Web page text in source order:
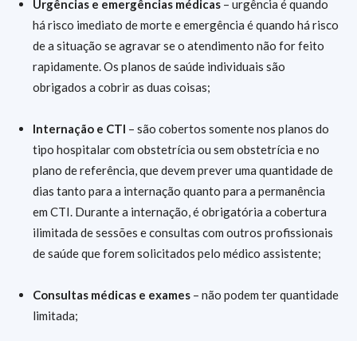
Urgências e emergências médicas – urgência é quando
há risco imediato de morte e emergência é quando há risco
de a situação se agravar se o atendimento não for feito
rapidamente. Os planos de saúde individuais são
obrigados a cobrir as duas coisas;
Internação e CTI – são cobertos somente nos planos do
tipo hospitalar com obstetrícia ou sem obstetrícia e no
plano de referência, que devem prever uma quantidade de
dias tanto para a internação quanto para a permanência
em CTI. Durante a internação, é obrigatória a cobertura
ilimitada de sessões e consultas com outros profissionais
de saúde que forem solicitados pelo médico assistente;
Consultas médicas e exames – não podem ter quantidade
limitada;